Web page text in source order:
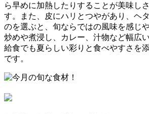
ら早めに加熱したりすることが美味し
す。また、皮にハリとつやがあり、ヘ
のを選ぶと、旬ならではの風味を感じ
炒めや煮浸し、カレー、汁物など幅広
給食でも夏らしい彩りと食べやすさを
です。